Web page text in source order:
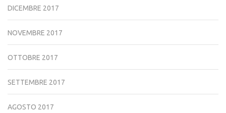
DICEMBRE 2017
NOVEMBRE 2017
OTTOBRE 2017
SETTEMBRE 2017
AGOSTO 2017